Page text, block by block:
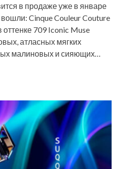
в продаже уже в январе
Cinque Couleur Couture
оттенке 709 Iconic Muse
атласных мягких
малиновых и сияющих…